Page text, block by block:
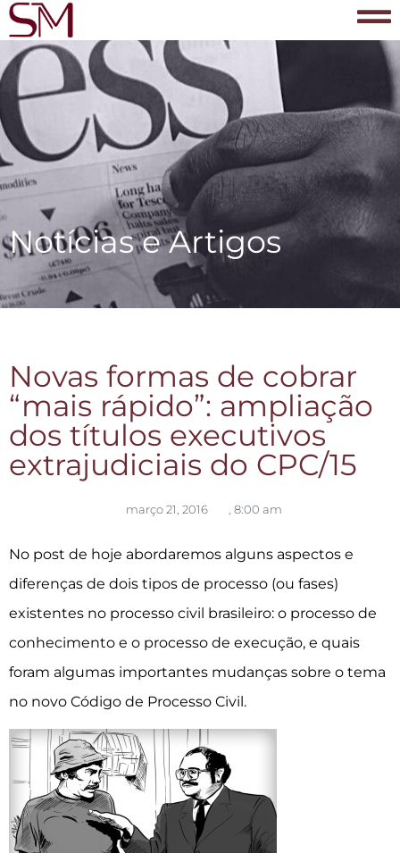
Notícias e Artigos
Novas formas de cobrar
“mais rápido”: ampliação
dos títulos executivos
extrajudiciais do CPC/15
março 21, 2016 8:00 am
No post de hoje abordaremos alguns aspectos e
diferenças de dois tipos de processo (ou fases)
existentes no processo civil brasileiro: o processo de
conhecimento e o processo de execução, e quais
foram algumas importantes mudanças sobre o tema
no novo Código de Processo Civil.